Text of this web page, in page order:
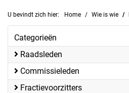
U bevindt zich hier: Home Wie is wie
Categorieën
Raadsleden
Commissieleden
Fractievoorzitters